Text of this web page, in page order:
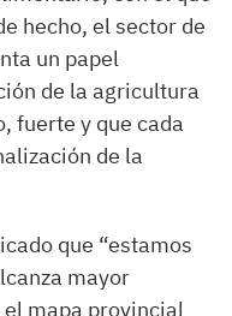
hecho, el sector de
un papel
de la agricultura
fuerte y que cada
de la
que “estamos
mayor
mapa provincial